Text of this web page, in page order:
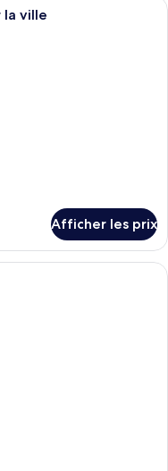
la ville
Afficher les prix
d’hôtel avec deux lits,